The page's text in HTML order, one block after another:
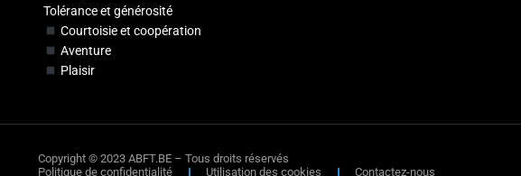
Tolérance et générosité
Courtoisie et coopération
Aventure
Plaisir
Copyright © 2023 ABFT.BE – Tous droits réservés
Politique de confidentialité
Utilisation des cookies Contactez-nous